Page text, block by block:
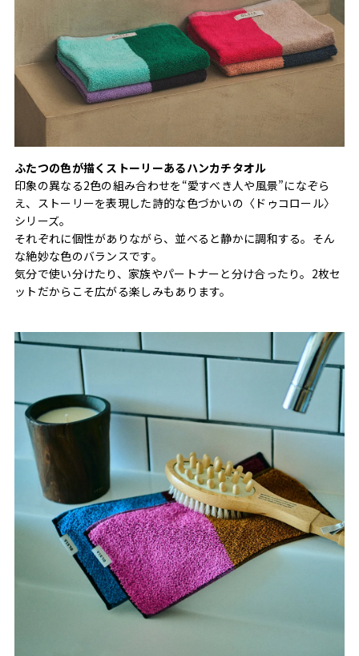
ふたつの色が描くストーリーあるハンカチタオル
印象の異なる2色の組み合わせを“愛すべき人や風景”になぞら
え、ストーリーを表現した詩的な色づかいの〈ドゥコロール〉
シリーズ。
それぞれに個性がありながら、並べると静かに調和する。そん
な絶妙な色のバランスです。
気分で使い分けたり、家族やパートナーと分け合ったり。2枚セ
ットだからこそ広がる楽しみもあります。